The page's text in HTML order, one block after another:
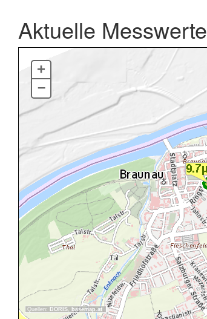
Aktuelle Messwerte
Quellen: DORIS, basemap.at
+
–